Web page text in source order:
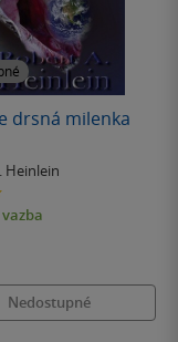
drsná milenka
Heinlein
Nedostupné